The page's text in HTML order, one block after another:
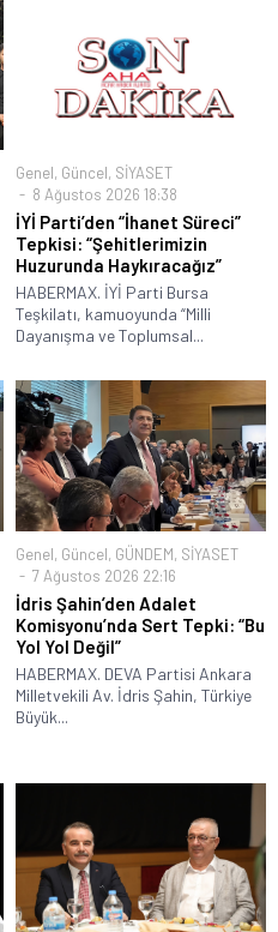
Genel, Güncel, SİYASET
8 Ağustos 2026 18:38
İYİ Parti’den “İhanet Süreci”
Tepkisi: “Şehitlerimizin
Huzurunda Haykıracağız”
HABERMAX. İYİ Parti Bursa
Teşkilatı, kamuoyunda “Milli
Dayanışma ve Toplumsal...
Genel, Güncel, GÜNDEM, SİYASET
7 Ağustos 2026 22:16
İdris Şahin’den Adalet
Komisyonu’nda Sert Tepki: “Bu
Yol Yol Değil”
HABERMAX. DEVA Partisi Ankara
Milletvekili Av. İdris Şahin, Türkiye
Büyük...